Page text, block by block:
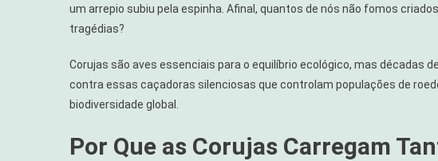
um arrepio subiu pela espinha. Afinal, quantos de nós não fomos
tragédias?
Corujas são aves essenciais para o equilíbrio ecológico, mas décadas
contra essas caçadoras silenciosas que controlam populações de
biodiversidade global.
Por Que as Corujas Carregam